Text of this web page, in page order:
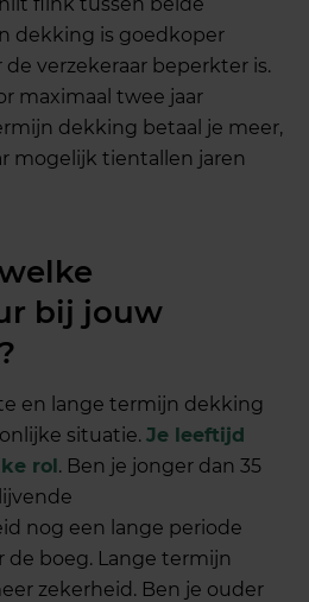
flink tussen beide
dekking is goedkoper
verzekeraar beperkter is.
maximaal twee jaar
dekking betaal je meer,
mogelijk tientallen jaren
bij jouw
en lange termijn dekking
situatie.Je leeftijd
rol. Ben je jonger dan 35
nog een lange periode
de boeg. Lange termijn
zekerheid. Ben je ouder